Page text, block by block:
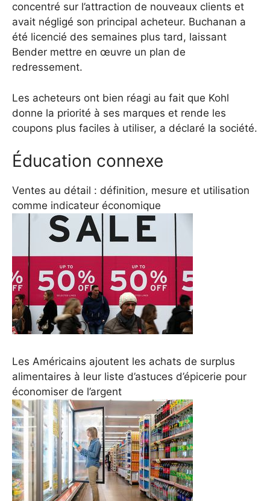
concentré sur l’attraction de nouveaux clients et
avait négligé son principal acheteur. Buchanan a
été licencié des semaines plus tard, laissant
Bender mettre en œuvre un plan de
redressement.
Les acheteurs ont bien réagi au fait que Kohl
donne la priorité à ses marques et rende les
coupons plus faciles à utiliser, a déclaré la société.
Éducation connexe
Ventes au détail : définition, mesure et utilisation
comme indicateur économique
Les Américains ajoutent les achats de surplus
alimentaires à leur liste d’astuces d’épicerie pour
économiser de l’argent